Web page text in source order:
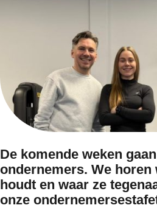
De komende weken
ondernemers. We horen
houdt en waar ze
onze